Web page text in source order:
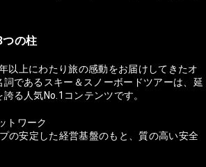
の柱
以上にわたり旅の感動をお届けしてきたオ
詞であるスキー＆スノーボードツアーは、延
る人気No.1コンテンツです。
トワーク
の安定した経営基盤のもと、質の高い安全